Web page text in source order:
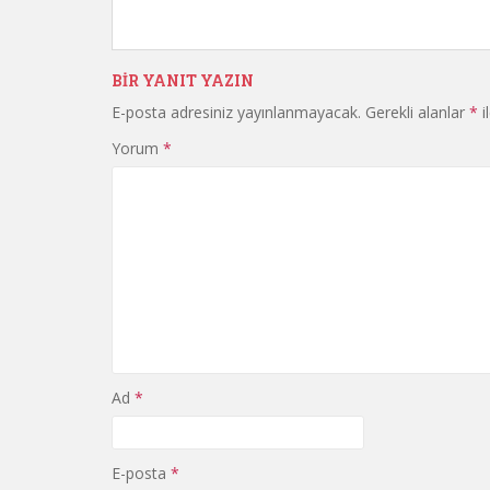
BIR YANIT YAZIN
E-posta adresiniz yayınlanmayacak. Gerekli alanlar *
Yorum *
Ad *
E-posta *